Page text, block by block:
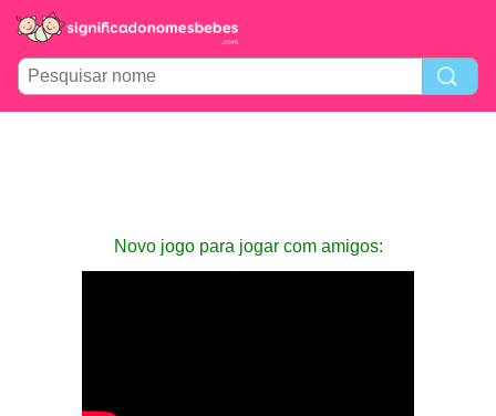
Novo jogo para jogar com amigos: